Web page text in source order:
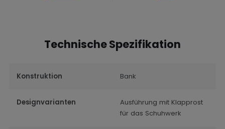
Technische Spezifikation
Konstruktion Bank
Designvarianten
Ausführung mit Klapprost
für das Schuhwerk